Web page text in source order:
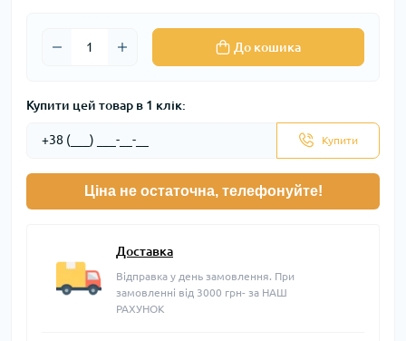
До кошика
Купити цей товар в 1 клік:
Купити
Ціна не остаточна, телефонуйте!
Доставка
Відправка у день замовлення. При
замовленні від 3000 грн- за НАШ
РАХУНОК